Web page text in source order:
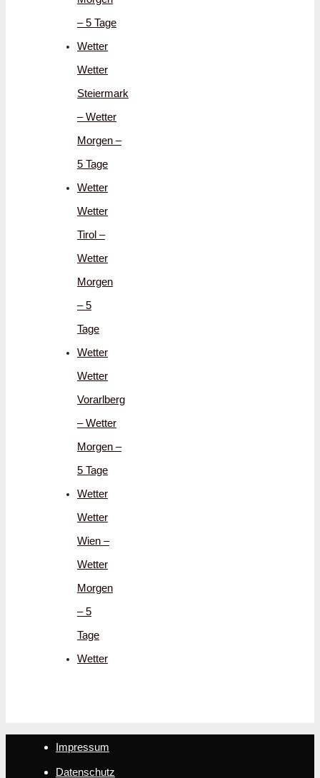
– 5 Tage
Wetter
Wetter
Steiermark
– Wetter
Morgen –
5 Tage
Wetter
Wetter
Tirol –
Wetter
Morgen
– 5
Tage
Wetter
Wetter
Vorarlberg
– Wetter
Morgen –
5 Tage
Wetter
Wetter
Wien –
Wetter
Morgen
– 5
Tage
Wetter
Impressum
Datenschutz